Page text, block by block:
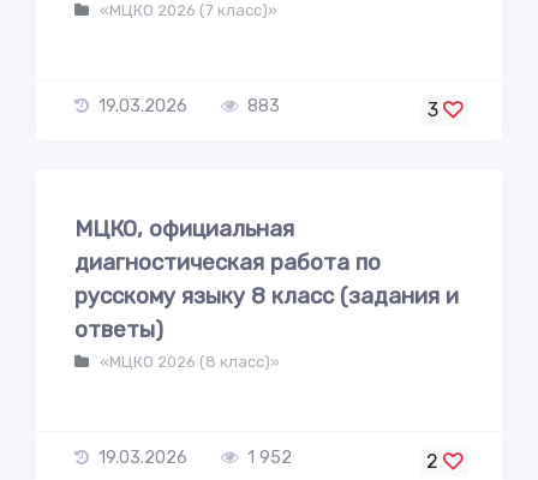
«МЦКО 2026 (7 класс)»
19.03.2026 883 3
МЦКО, официальная
диагностическая работа по
русскому языку 8 класс (задания и
ответы)
«МЦКО 2026 (8 класс)»
19.03.2026 1 952 2